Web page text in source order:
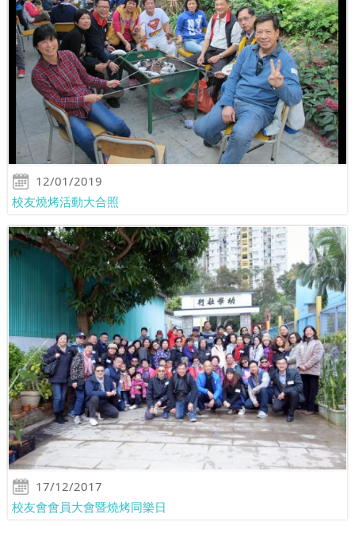
12/01/2019
校友燒烤活動大合照
17/12/2017
校友會會員大會暨燒烤同樂日